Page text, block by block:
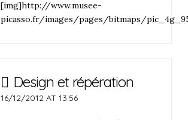
[img]http://www.musee-
picasso.fr/images/pages/bitmaps/
Design et répération
16/12/2012 AT 13:56